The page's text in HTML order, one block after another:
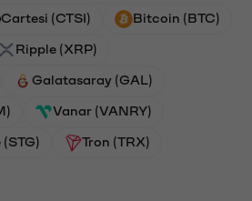
Cartesi (CTSI) Bitcoin (BTC)
Ripple (XRP)
Galatasaray (GAL)
Vanar (VANRY)
Tron (TRX)